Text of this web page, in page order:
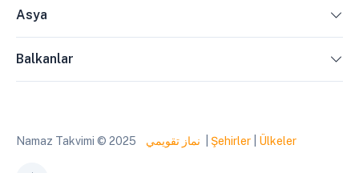
Asya
Balkanlar
Namaz Takvimi © 2025 نماز تقويمي Şehirler Ülkeler